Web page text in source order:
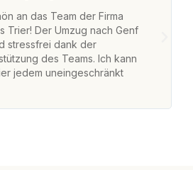
an das Team der Firma
Trier! Der Umzug nach Genf
stressfrei dank der
des Teams. Ich kann
jedem uneingeschränkt